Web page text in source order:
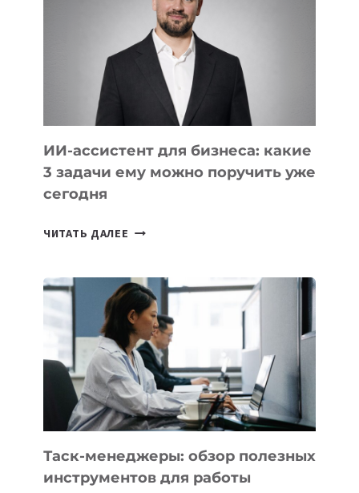
РАЗВИВАЮТ
ТЕХНОЛОГИЧЕСКОЕ
ОБРАЗОВАНИЕ
ТАДЖИКИСТАНА
ИИ-ассистент для бизнеса: какие
3 задачи ему можно поручить уже
сегодня
ЧИТАТЬ ДАЛЕЕ ИИ-
БИЗНЕСА:
КАКИЕ
3
ЗАДАЧИ
ЕМУ
МОЖНО
ПОРУЧИТЬ
УЖЕ
Таск-менеджеры: обзор полезных
инструментов для работы